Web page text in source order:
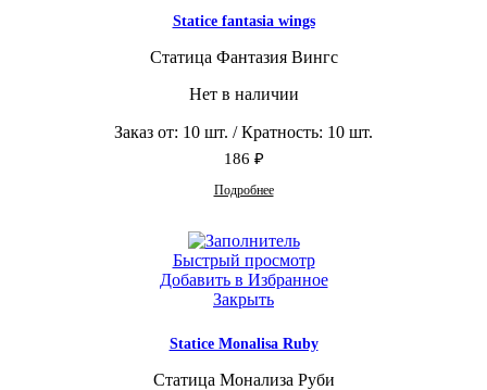
Statice fantasia wings
Статица Фантазия Вингс
Нет в наличии
Заказ от: 10 шт. / Кратность: 10 шт.
186 ₽
Подробнее
Быстрый просмотр
Добавить в Избранное
Закрыть
Statice Monalisa Ruby
Статица Монализа Руби